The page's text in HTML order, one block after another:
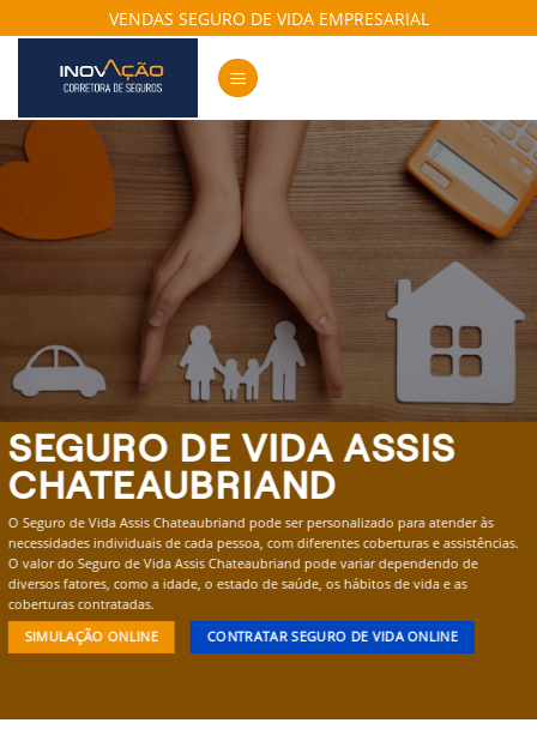
to
content
VENDAS SEGURO DE VIDA EMPRESARIAL
SEGURO DE VIDA ASSIS
CHATEAUBRIAND
O Seguro de Vida Assis Chateaubriand pode ser personalizado para atender às
necessidades individuais de cada pessoa, com diferentes coberturas e assistências.
O valor do Seguro de Vida Assis Chateaubriand pode variar dependendo de
diversos fatores, como a idade, o estado de saúde, os hábitos de vida e as
coberturas contratadas.
SIMULAÇÃO ONLINE CONTRATAR SEGURO DE VIDA ONLINE